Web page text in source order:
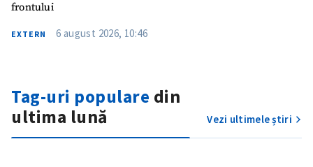
frontului
EXTERN 6 august 2026, 10:46
Tag-uri populare din
ultima lună
Vezi ultimele știri
ȘTIREA MEA
Fotografie
+ Încarcă imagine